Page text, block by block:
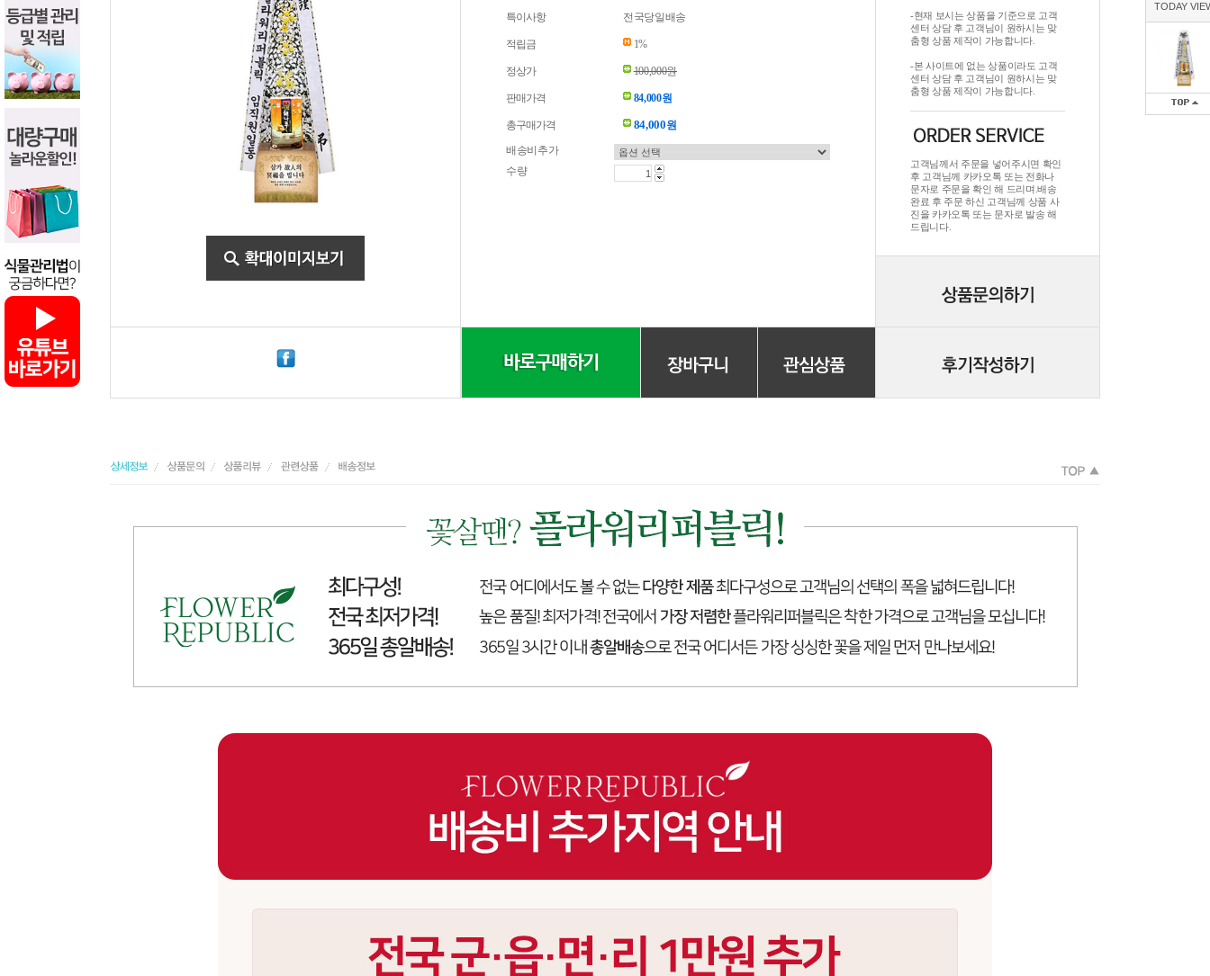
TODAY
특이사항 전국당일배송
적립금 1%
정상가 100,000원
판매가격 84,000원
총구매가격 84,000원
배송비추가
수량
-현재 보시는 상품을 기준으로 고객
센터 상담 후 고객님이 원하시는 맞
춤형 상품 제작이 가능합니다.
-본 사이트에 없는 상품이라도 고객
센터 상담 후 고객님이 원하시는 맞
춤형 상품 제작이 가능합니다.
고객님께서 주문을 넣어주시면 확인
후 고객님께 카카오톡 또는 전화나
문자로 주문을 확인 해 드리며.배송
완료 후 주문 하신 고객님께 상품 사
진을 카카오톡 또는 문자로 발송 해
드립니다.